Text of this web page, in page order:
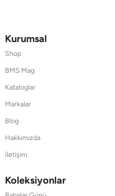
Kurumsal
Shop
BMS Mag
Kataloglar
Markalar
Blog
Hakkımızda
İletişim
Koleksiyonlar